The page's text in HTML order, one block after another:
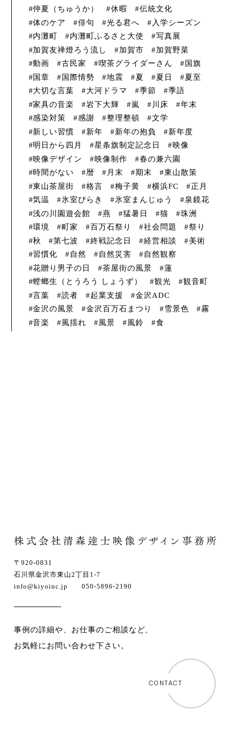
仲夏（ちゅうか）
休暇
伝統文化
体のケア
俳句 光る君へ
入学シーズン
内灘町
内灘町ふるさと大使
写真展
加賀友禅燈ろう流し
加賀市
加賀野菜
動画
古民家 喫茶グライダーさん
国旗
国章
国際情勢 地震 夏 夏日
夏至
大切な言葉
大河ドラマ 季節
季語
家具の音楽
岩下大輝 嵐 川床
年末
感染対策
感謝 整理整頓
文学
新しい習慣
新年 新年の抱負
新年度
明日から四月
星条旗制定記念日
映像
映像デザイン
映像制作
春の兼六園
時間がない
暦 月末 期末
東山散策
東山茶屋街
格言 梅子黄 横浜FC
正月
気温
氷室びらき 氷室まんじゅう
泉鏡花
浅の川園遊会館
燕 猛暑日 猫
珠洲
環境
町家 百万石祭り 社会問題
祭り
秋
第七波 終戦記念日 経営相談
美術
習慣化
自然 自然災害
自然観察
花贈り男子の日
茶屋街の風景
蓮
螳螂生（とうろう しょうず）
観光
観音町
言葉
読者 起業支援
金沢ADC
金沢の風景
金沢百万石まつり 雪景色
霧
音楽
風揺れ 風景 風鈴 食
〒920-0831
石川県金沢市東山2丁目1-7
info@kiyoinc.jp 050-5896-2190
事例の詳細や、お仕事のご相談など、
お気軽にお問い合わせ下さい。
CONTACT